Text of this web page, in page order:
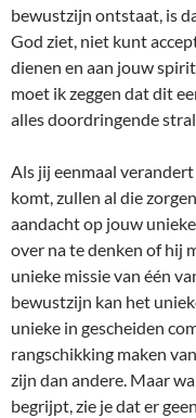
bewustzijn ontstaat, is
God ziet, niet kunt
dienen en aan jouw
moet ik zeggen dat dit
alles doordringende
Als jij eenmaal
komt, zullen al die
aandacht op jouw
over na te denken of hij
unieke missie van één
bewustzijn kan het
unieke in gescheiden
rangschikking maken
zijn dan andere. Maar
begrijpt, zie je dat er